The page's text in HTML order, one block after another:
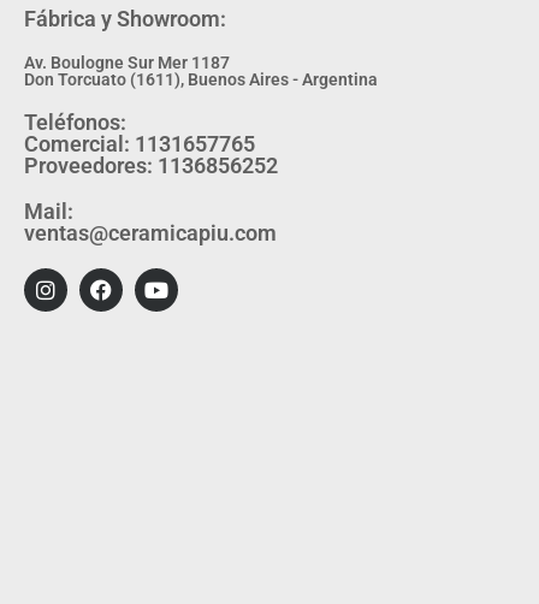
Fábrica y Showroom:
Av. Boulogne Sur Mer 1187
Don Torcuato (1611), Buenos Aires - Argentina
Teléfonos:
Comercial: 1131657765
Proveedores: 1136856252
Mail:
ventas@ceramicapiu.com